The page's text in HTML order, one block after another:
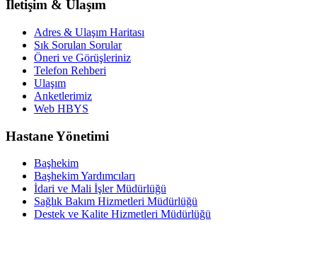
İletişim & Ulaşım
Adres & Ulaşım Haritası
Sık Sorulan Sorular
Öneri ve Görüşleriniz
Telefon Rehberi
Ulaşım
Anketlerimiz
Web HBYS
Hastane Yönetimi
Başhekim
Başhekim Yardımcıları
İdari ve Mali İşler Müdürlüğü
Sağlık Bakım Hizmetleri Müdürlüğü
Destek ve Kalite Hizmetleri Müdürlüğü